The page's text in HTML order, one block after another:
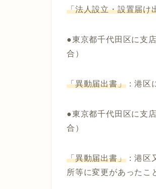
「法人設立・設置届け
●東京都千代田区に支
合）
「異動届出書」：港区
●東京都千代田区に支
合）
「異動届出書」：港区
所等に変更があったこ